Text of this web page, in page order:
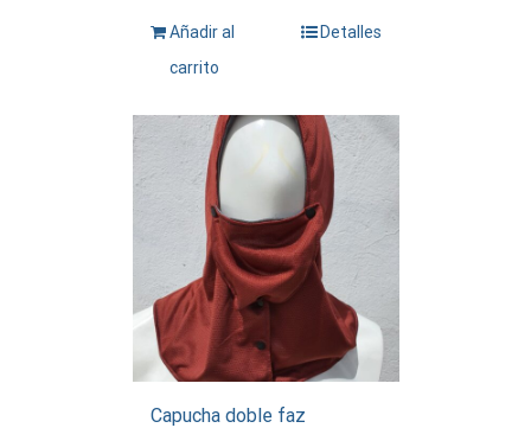
Añadir al
carrito
Detalles
Capucha doble faz